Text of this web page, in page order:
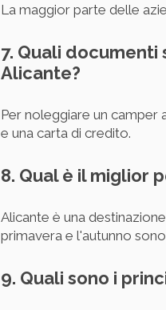
La maggior parte delle
7. Quali
Alicante?
Per noleggiare un camper
e una carta di credito.
8. Qual è il miglior
Alicante è una
primavera e l'autunno
9. Quali sono i